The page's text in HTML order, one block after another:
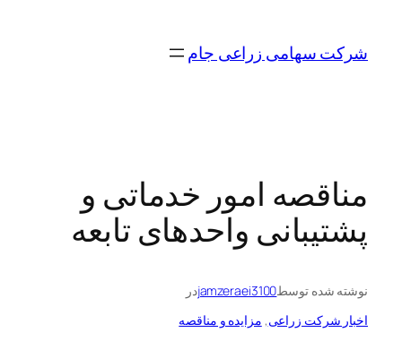
محتواشرکت سهامی زراعی جام
مناقصه امور خدماتی و
پشتیبانی واحدهای تابعه
نوشته شده توسطjamzeraei3100در
اخبار شرکت زراعی, مزایده و مناقصه